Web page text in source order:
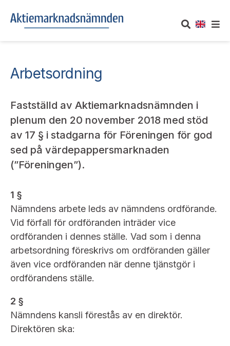
Vårt uppdrag
Informationsgivning
Arbetssätt och jävsfrågor
Stadgar
Ledamöter
Huvudmän
Publikationer och anföranden
Om nämndens uttalanden
Framställningar och konsultation
Uttalanden sorterade efter publiceringsdatum
Samtliga uttalanden sorterade årsvis
Uttalanden sorterade ämnesvis
Sök uttalanden
Avgifter
Prenumerera
TAKEOVER-REGLER
Takeover-regler för reglerade marknader och vissa
handelsplattformar
AKTUELLT
Prenumerera
Bildarkiv
Kontakt angående ansökningar och uttalanden
Kontakt administrativa ärenden
Arbetsordning
Fastställd av Aktiemarknadsnämnden i
plenum den 20 november 2018 med stöd
av 17 § i stadgarna för Föreningen för god
sed på värdepappersmarknaden
(”Föreningen”).
1 §
Nämndens arbete leds av nämndens ordförande.
Vid förfall för ordföranden inträder vice
ordföranden i dennes ställe. Vad som i denna
arbetsordning föreskrivs om ordföranden gäller
även vice ordföranden när denne tjänstgör i
ordförandens ställe.
2 §
Nämndens kansli förestås av en direktör.
Direktören ska: